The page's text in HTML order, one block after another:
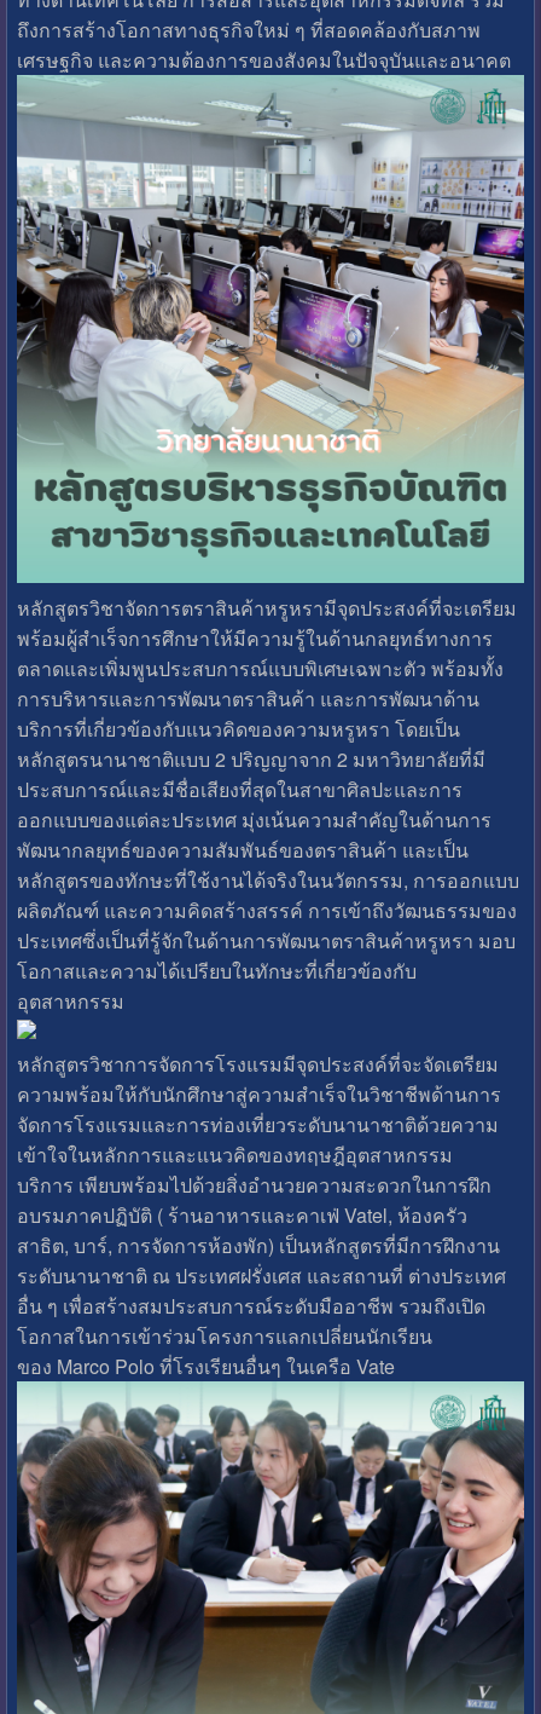
ถึงการสร้างโอกาสทางธุรกิจใหม่ ๆ ที่สอดคล้องกับสภาพ
เศรษฐกิจ และความต้องการของสังคมในปัจจุบันและอนาคต
หลักสูตรวิชาจัดการตราสินค้าหรูหรามีจุดประสงค์ที่จะเตรียม
พร้อมผู้สำเร็จการศึกษาให้มีความรู้ในด้านกลยุทธ์ทางการ
ตลาดและเพิ่มพูนประสบการณ์แบบพิเศษเฉพาะตัว พร้อมทั้ง
การบริหารและการพัฒนาตราสินค้า และการพัฒนาด้าน
บริการที่เกี่ยวข้องกับแนวคิดของความหรูหรา โดยเป็น
หลักสูตรนานาชาติแบบ 2 ปริญญาจาก 2 มหาวิทยาลัยที่มี
ประสบการณ์และมีชื่อเสียงที่สุดในสาขาศิลปะและการ
ออกแบบของแต่ละประเทศ มุ่งเน้นความสำคัญในด้านการ
พัฒนากลยุทธ์ของความสัมพันธ์ของตราสินค้า และเป็น
หลักสูตรของทักษะที่ใช้งานได้จริงในนวัตกรรม, การออกแบบ
ผลิตภัณฑ์ และความคิดสร้างสรรค์ การเข้าถึงวัฒนธรรมของ
ประเทศซึ่งเป็นที่รู้จักในด้านการพัฒนาตราสินค้าหรูหรา มอบ
โอกาสและความได้เปรียบในทักษะที่เกี่ยวข้องกับ
อุตสาหกรรม
หลักสูตรวิชาการจัดการโรงแรมมีจุดประสงค์ที่จะจัดเตรียม
ความพร้อมให้กับนักศึกษาสู่ความสำเร็จในวิชาชีพด้านการ
จัดการโรงแรมและการท่องเที่ยวระดับนานาชาติด้วยความ
เข้าใจในหลักการและแนวคิดของทฤษฎีอุตสาหกรรม
บริการ เพียบพร้อมไปด้วยสิ่งอำนวยความสะดวกในการฝึก
อบรมภาคปฏิบัติ ( ร้านอาหารและคาเฟ่ Vatel, ห้องครัว
สาธิต, บาร์, การจัดการห้องพัก) เป็นหลักสูตรที่มีการฝึกงาน
ระดับนานาชาติ ณ ประเทศฝรั่งเศส และสถานที่ ต่างประเทศ
อื่น ๆ เพื่อสร้างสมประสบการณ์ระดับมืออาชีพ รวมถึงเปิด
โอกาสในการเข้าร่วมโครงการแลกเปลี่ยนนักเรียน
ของ Marco Polo ที่โรงเรียนอื่นๆ ในเครือ Vate